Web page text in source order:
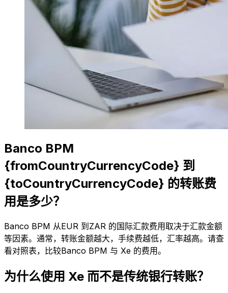
Banco BPM
{fromCountryCurrencyCode} 到
{toCountryCurrencyCode} 的转账费
用是多少？
Banco BPM 从EUR 到ZAR 的国际汇款费用取决于汇款金额
等因素。通常，转账金额越大，手续费越低，汇率越高。请查
看对照表，比较Banco BPM 与 Xe 的费用。
为什么使用 Xe 而不是传统银行转账？